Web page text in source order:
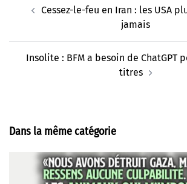
d’articleCessez-le-feu en Iran : les USA
jamais
Insolite : BFM a besoin de ChatGPT
titres
Dans la même catégorie